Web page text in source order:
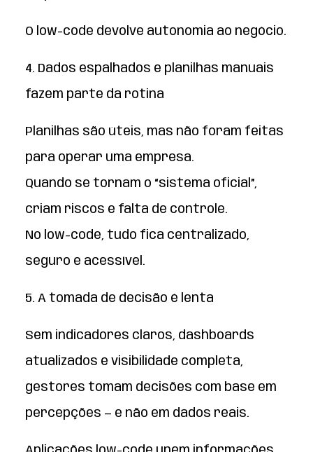
O low-code devolve autonomia ao negócio.
4. Dados espalhados e planilhas manuais
fazem parte da rotina
Planilhas são úteis, mas não foram feitas
para operar uma empresa.
Quando se tornam o “sistema oficial”,
criam riscos e falta de controle.
No low-code, tudo fica centralizado,
seguro e acessível.
5. A tomada de decisão é lenta
Sem indicadores claros, dashboards
atualizados e visibilidade completa,
gestores tomam decisões com base em
percepções — e não em dados reais.